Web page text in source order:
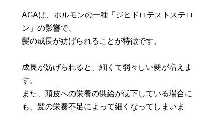
AGAは、ホルモンの一種「ジヒドロテストステロ
ン」の影響で、
髪の成長が妨げられることが特徴です。
成長が妨げられると、細くて弱々しい髪が増えま
す。
また、頭皮への栄養の供給が低下している場合に
も、髪の栄養不足によって細くなってしまいま